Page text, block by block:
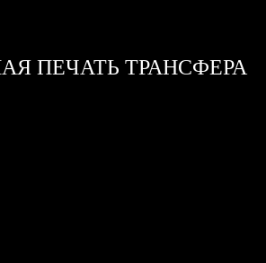
ПЕЧАТЬ ТРАНСФЕРА